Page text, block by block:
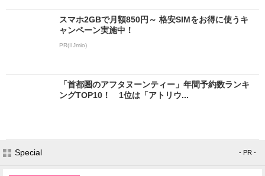
スマホ2GBで月額850円～ 格安SIMをお得に使うキ
ャンペーン実施中！
PR(IIJmio)
「首都圏のアフタヌーンティー」年間予約数ランキ
ングTOP10！ 1位は「アトリウ...
Special - PR -